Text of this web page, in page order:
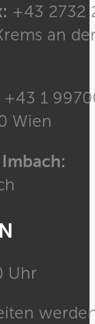
+43 2732
an
+43 1
Wien
Imbach:
Uhr